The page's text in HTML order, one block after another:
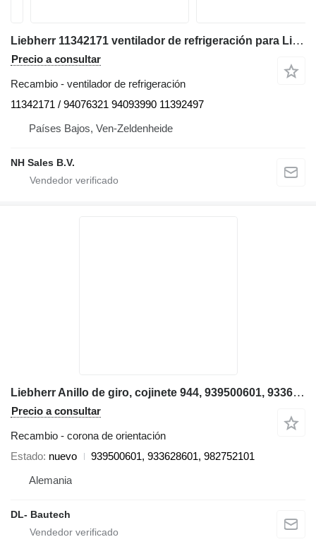
Liebherr 11342171 ventilador de refrigeración para Liebherr R926 / R920 / R918 / LO1920 / LOS918 / LOS920 / LOS926 / A914 / A916 / LH22- R 926 / R 920 / R 918 / LO 1920 / LOS 918 / LOS 920 / LOS 926 / A 914 / A 916 / LH 22
Precio a consultar
Recambio - ventilador de refrigeración
11342171 / 94076321 94093990 11392497
Países Bajos, Ven-Zeldenheide
NH Sales B.V.
Liebherr Anillo de giro, cojinete 944, 939500601, 933628601, 982752101 ralla corona de orientación para Liebherr R944, A944 excavadora
Precio a consultar
Recambio - corona de orientación
Estado nuevo
939500601, 933628601, 982752101
Alemania
DL- Bautech